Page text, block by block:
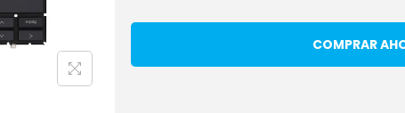
COMPRAR